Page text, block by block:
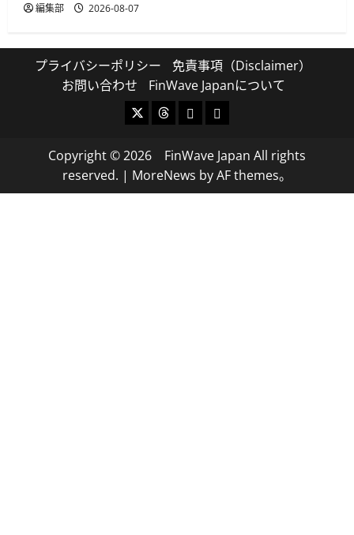
編集部 2026-08-07
プライバシーポリシー
免責事項（Disclaimer）
お問い合わせ
FinWave Japanについて
X ThreadsBlueskyMastodon
Copyright © 2026 FinWave Japan All rights
reserved. | MoreNews by AF themes。